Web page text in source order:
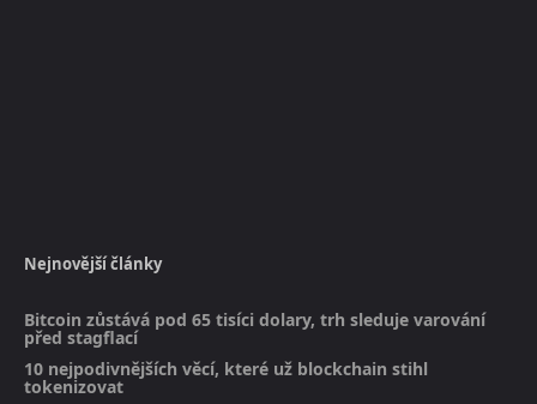
Nejnovější články
Bitcoin zůstává pod 65 tisíci dolary, trh sleduje varování
před stagflací
10 nejpodivnějších věcí, které už blockchain stihl
tokenizovat